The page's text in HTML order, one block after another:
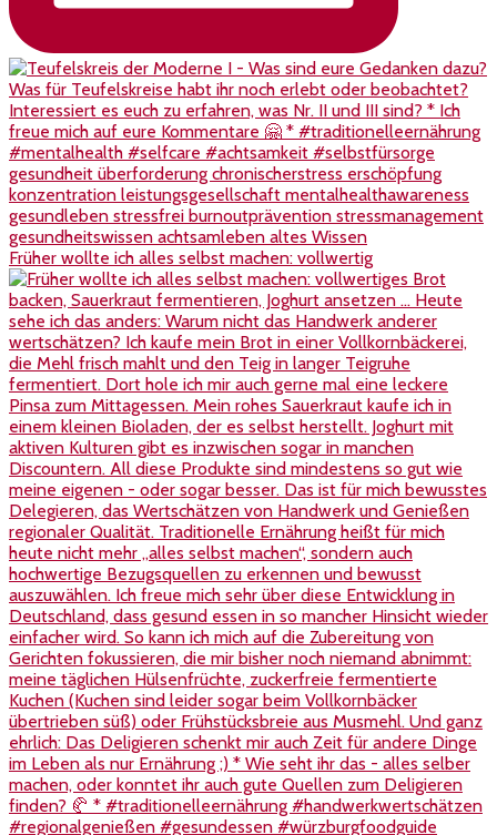
Früher wollte ich alles selbst machen: vollwertig